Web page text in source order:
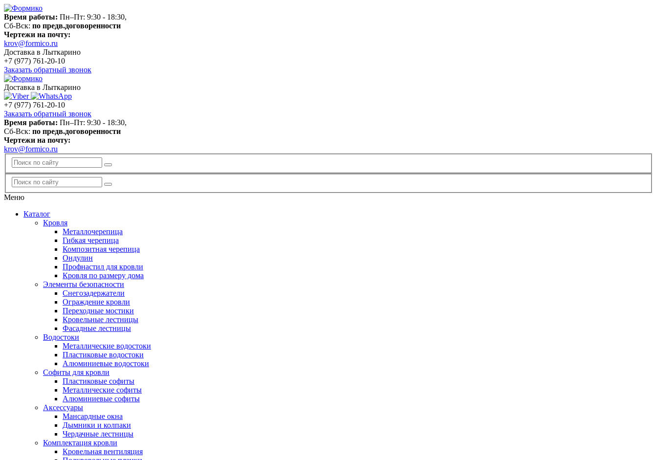
Время работы: Пн–Пт: 9:30 - 18:30,
Сб-Вск: по предв.договоренности
Чертежи на почту:
krov@formico.ru
Доставка в Лыткарино
+7 (977) 761-20-10
Заказать обратный звонок
Доставка в Лыткарино
+7 (977) 761-20-10
Заказать обратный звонок
Время работы: Пн–Пт: 9:30 - 18:30,
Сб-Вск: по предв.договоренности
Чертежи на почту:
krov@formico.ru
Меню
Каталог
Кровля
Металлочерепица
Гибкая черепица
Композитная черепица
Ондулин
Профнастил для кровли
Кровля по размеру дома
Элементы безопасности
Снегозадержатели
Ограждение кровли
Переходные мостики
Кровельные лестницы
Фасадные лестницы
Водостоки
Металлические водостоки
Пластиковые водостоки
Алюминиевые водостоки
Софиты для кровли
Пластиковые софиты
Металлические софиты
Алюминиевые софиты
Аксессуары
Мансардные окна
Дымники и колпаки
Чердачные лестницы
Комплектация кровли
Кровельная вентиляция